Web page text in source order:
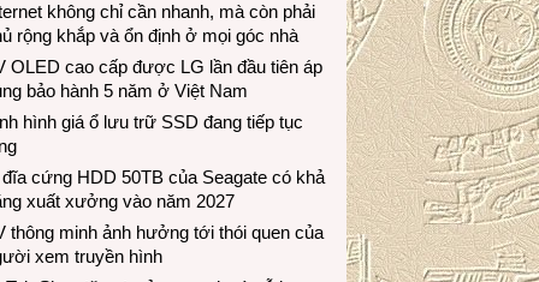
không chỉ cần nhanh, mà còn phải
rộng khắp và ổn định ở mọi góc nhà
OLED cao cấp được LG lần đầu tiên áp
bảo hành 5 năm ở Việt Nam
hình giá ổ lưu trữ SSD đang tiếp tục
cứng HDD 50TB của Seagate có khả
xuất xưởng vào năm 2027
thông minh ảnh hưởng tới thói quen của
xem truyền hình